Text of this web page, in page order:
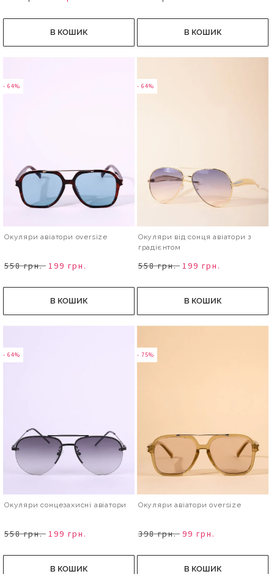
В КОШИК В КОШИК
- 64%
Окуляри авіатори oversize
558 грн. 199 грн.
В КОШИК
- 64%
Окуляри від сонця авіатори з
градієнтом
558 грн. 199 грн.
В КОШИК
- 64%
Окуляри сонцезахисні авіатори
558 грн. 199 грн.
В КОШИК
- 75%
Окуляри авіатори оversize
398 грн. 99 грн.
В КОШИК